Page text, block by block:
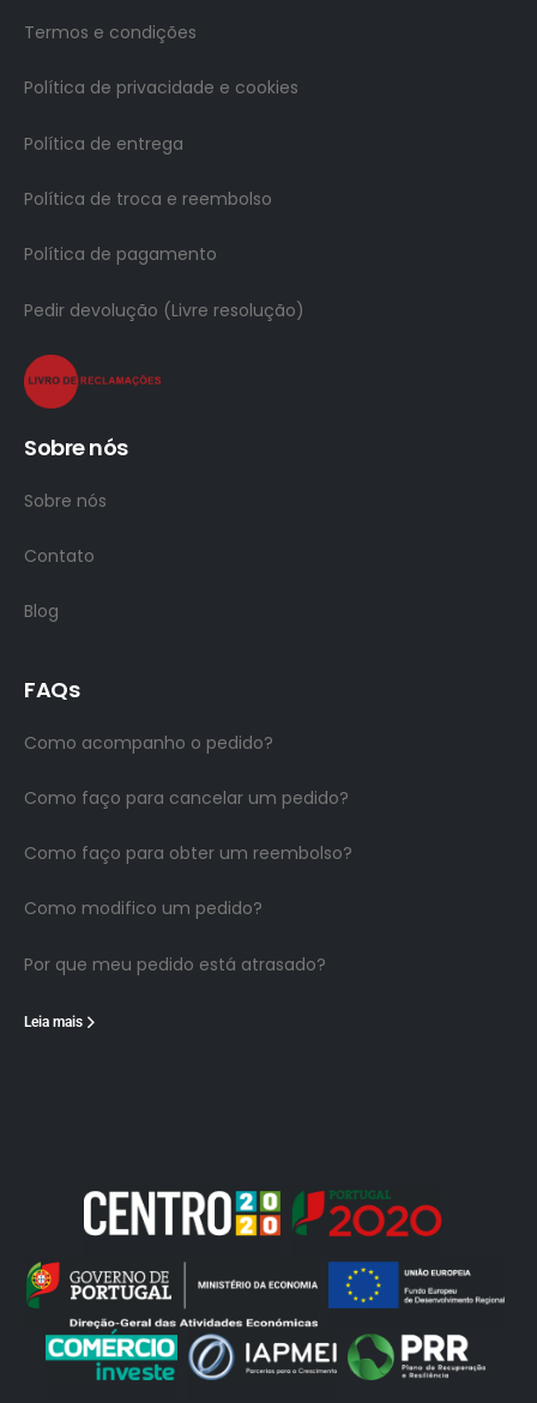
Termos e condições
Política de privacidade e cookies
Política de entrega
Política de troca e reembolso
Política de pagamento
Pedir devolução (Livre resolução)
Sobre nós
Sobre nós
Contato
Blog
FAQs
Como acompanho o pedido?
Como faço para cancelar um pedido?
Como faço para obter um reembolso?
Como modifico um pedido?
Por que meu pedido está atrasado?
Leia mais